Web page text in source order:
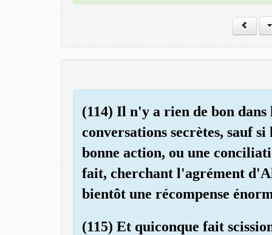
(114) Il n'y a rien de bon
conversations secrètes, sauf
bonne action, ou une
fait, cherchant l'agrément
bientôt une récompense
(115) Et quiconque fait